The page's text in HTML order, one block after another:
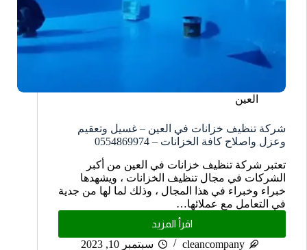
العين
شركة تنظيف خزانات في العين – غسيل وتعقيم
وعزل واصلاح كافة الخزانات – 0554869974
تعتبر شركة تنظيف خزانات في العين من أكبر
الشركات في مجال تنظيف الخزانات ، ويشهدها
خبراء وخبراء في هذا المجال ، وذلك لما لها من جدية
في التعامل مع عملائها…
اقرأ المزيد
cleancompany
سبتمبر 10, 2023